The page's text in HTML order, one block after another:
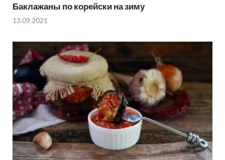
Баклажаны по корейски на зиму
13.09.2021